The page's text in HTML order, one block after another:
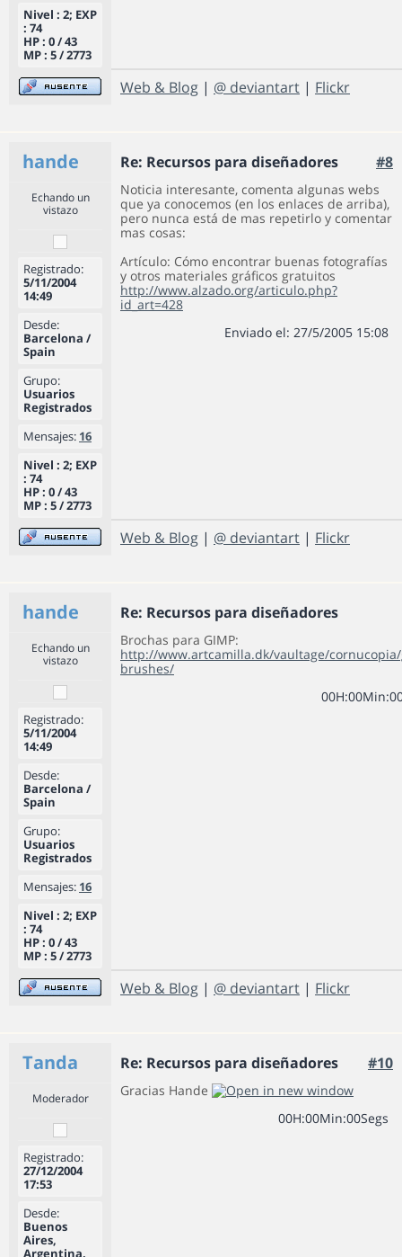
Nivel : 2; EXP
: 74
HP : 0 / 43
MP : 5 / 2773
Web & Blog | @ deviantart | Flickr
hande Re: Recursos para diseñadores #8
Echando un
vistazo
Registrado:
5/11/2004
14:49
Desde:
Barcelona /
Spain
Grupo:
Usuarios
Registrados
Mensajes: 16
Nivel : 2; EXP
: 74
HP : 0 / 43
MP : 5 / 2773
Noticia interesante, comenta algunas webs
que ya conocemos (en los enlaces de arriba),
pero nunca está de mas repetirlo y comentar
mas cosas:
Artículo: Cómo encontrar buenas fotografías
y otros materiales gráficos gratuitos
http://www.alzado.org/articulo.php?
id_art=428
Enviado el: 27/5/2005 15:08
Web & Blog | @ deviantart | Flickr
hande Re: Recursos para diseñadores
Echando un
vistazo
Registrado:
5/11/2004
14:49
Desde:
Barcelona /
Spain
Grupo:
Usuarios
Registrados
Mensajes: 16
Nivel : 2; EXP
: 74
HP : 0 / 43
MP : 5 / 2773
Brochas para GIMP:
http://www.artcamilla.dk/vaultage/
brushes/
00H:00Min:0
Web & Blog | @ deviantart | Flickr
Tanda Re: Recursos para diseñadores #10
Moderador
Registrado:
27/12/2004
17:53
Desde:
Buenos
Aires,
Argentina.
Gracias Hande
00H:00Min:00Segs